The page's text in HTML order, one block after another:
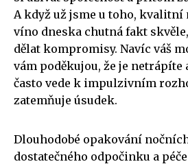
A když už jsme u toho,
víno dneska chutná fakt
dělat kompromisy. Navíc váš
vám poděkujou, že je
často vede k impulzivním
zatemňuje úsudek.
Dlouhodobé opakování
dostatečného odpočinku a